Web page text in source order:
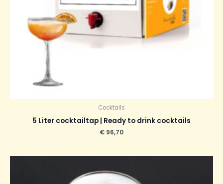
Cocktails
5 Liter cocktailtap | Ready to drink cocktails
€ 96,70